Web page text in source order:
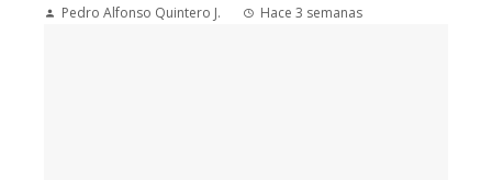
Pedro Alfonso Quintero J. Hace 3 semanas